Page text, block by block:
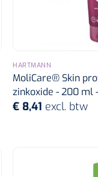
HARTMANN
MoliCare® Skin
zinkoxide - 200 ml
€ 8,41 excl. btw